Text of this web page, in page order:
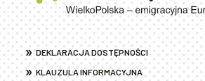
WielkoPolska - Emigracyjna Europa
DEKLARACJA DOSTĘPNOŚCI
KLAUZULA INFORMACYJNA